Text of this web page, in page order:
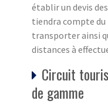
établir un devis
tiendra compte du
transporter ainsi
distances à
Circuit
de gamme